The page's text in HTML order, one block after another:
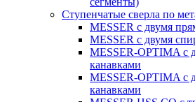
Ступенчатые сверла по
MESSER с двумя
MESSER с двумя
MESSER-OPTIMA с
канавками
MESSER-OPTIMA с
канавками